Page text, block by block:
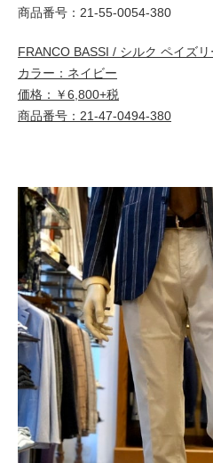
商品番号：21-55-0054-380
FRANCO BASSI / シルク ペイズ
カラー：ネイビー
価格：￥6,800+税
商品番号：21-47-0494-380